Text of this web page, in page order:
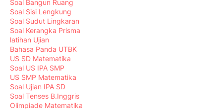
Soal Bangun Ruang
Soal Sisi Lengkung
Soal Sudut Lingkaran
Soal Kerangka Prisma
latihan Ujian
Bahasa Panda UTBK
US SD Matematika
Soal US IPA SMP
US SMP Matematika
Soal Ujian IPA SD
Soal Tenses B.Inggris
Olimpiade Matematika